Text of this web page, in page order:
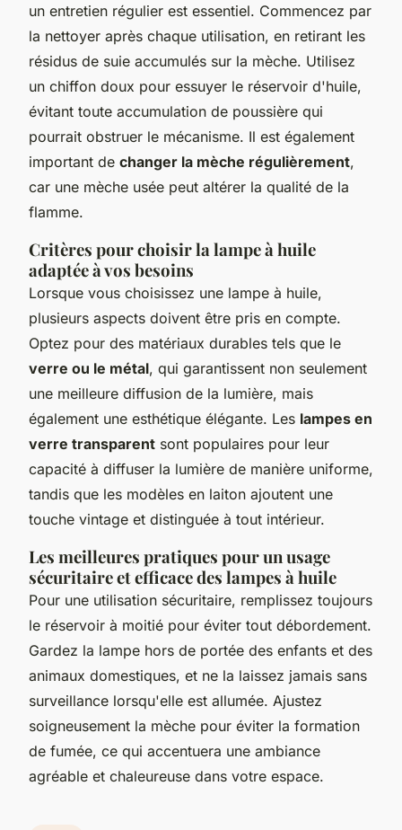
un entretien régulier est essentiel. Commencez par
la nettoyer après chaque utilisation, en retirant les
résidus de suie accumulés sur la mèche. Utilisez
un chiffon doux pour essuyer le réservoir d'huile,
évitant toute accumulation de poussière qui
pourrait obstruer le mécanisme. Il est également
important de changer la mèche régulièrement,
car une mèche usée peut altérer la qualité de la
flamme.
Critères pour choisir la lampe à huile
adaptée à vos besoins
Lorsque vous choisissez une lampe à huile,
plusieurs aspects doivent être pris en compte.
Optez pour des matériaux durables tels que le
verre ou le métal, qui garantissent non seulement
une meilleure diffusion de la lumière, mais
également une esthétique élégante. Les lampes en
verre transparent sont populaires pour leur
capacité à diffuser la lumière de manière uniforme,
tandis que les modèles en laiton ajoutent une
touche vintage et distinguée à tout intérieur.
Les meilleures pratiques pour un usage
sécuritaire et efficace des lampes à huile
Pour une utilisation sécuritaire, remplissez toujours
le réservoir à moitié pour éviter tout débordement.
Gardez la lampe hors de portée des enfants et des
animaux domestiques, et ne la laissez jamais sans
surveillance lorsqu'elle est allumée. Ajustez
soigneusement la mèche pour éviter la formation
de fumée, ce qui accentuera une ambiance
agréable et chaleureuse dans votre espace.